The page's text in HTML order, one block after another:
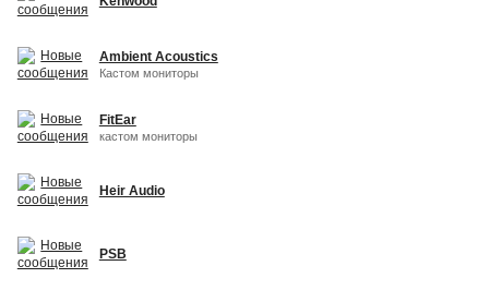
Ambient Acoustics
Кастом мониторы
FitEar
кастом мониторы
Heir Audio
PSB